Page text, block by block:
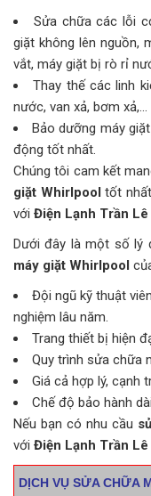
Sửa chữa các lỗi
giặt không lên nguồn,
vắt, máy giặt bị rò rỉ
Thay thế các linh
nước, van xả, bơm xả,…
Bảo dưỡng máy
động tốt nhất.
Chúng tôi cam kết
giặt Whirlpool tốt
với Điện Lạnh Trần Lê
Dưới đây là một số lý
máy giặt Whirlpool
Đội ngũ kỹ thuật
nghiệm lâu năm.
Trang thiết bị hiện
Quy trình sửa chữa
Giá cả hợp lý, cạnh
Chế độ bảo hành
Nếu bạn có nhu cầu
với Điện Lạnh Trần Lê
DỊCH VỤ SỬA CHỮA